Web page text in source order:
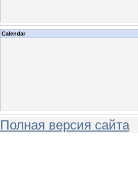
Calendar
Полная версия сайта